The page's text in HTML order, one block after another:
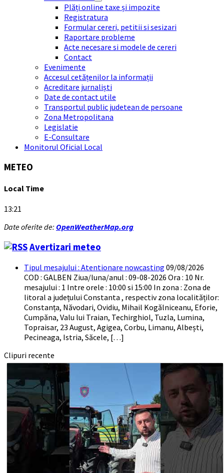
Plăți online taxe și impozite
Registratura
Formular cereri, petitii si sesizari
Raportare probleme
Acte necesare si modele de cereri
Contact
Evenimente
Accesul cetățenilor la informații
Acreditare jurnaliști
Date de contact utile
Transportul public judetean de persoane
Zona Metropolitana
Legislatie
E-Consultare
Monitorul Oficial Local
METEO
Local Time
13:21
Date oferite de: OpenWeatherMap.org
Avertizari meteo
Tipul mesajului : Atentionare nowcasting 09/08/2026
COD : GALBEN Ziua/luna/anul : 09-08-2026 Ora : 10 Nr.
mesajului : 1 Intre orele : 10:00 si 15:00 In zona : Zona de
litoral a județului Constanta , respectiv zona localităților:
Constanța, Năvodari, Ovidiu, Mihail Kogălniceanu, Eforie,
Cumpăna, Valu lui Traian, Techirghiol, Tuzla, Lumina,
Topraisar, 23 August, Agigea, Corbu, Limanu, Albești,
Pecineaga, Istria, Săcele, […]
Clipuri recente